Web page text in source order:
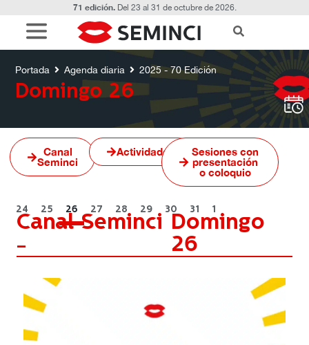
71 edición.Del 23 al 31 de octubre de 2026.
Portada Agenda diaria 2025 - 70 Edición
Domingo 26
Agenda diaria
2025 - 70 Edición
Canal
Seminci
Actividades
Sesiones con
presentación
o coloquio
24 25 26 27 28 29 30 31 1
Canal Seminci
-
Domingo
26